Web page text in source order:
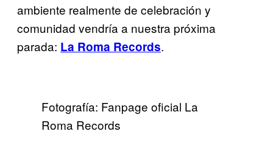
ambiente realmente de celebración y
comunidad vendría a nuestra próxima
parada: La Roma Records.
Fotografía: Fanpage oficial La
Roma Records